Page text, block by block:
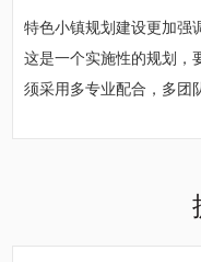
特色小镇规划建设更加强
这是一个实施性的规划，
须采用多专业配合，多团